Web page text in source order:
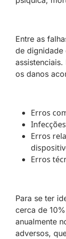
Entre as
de dignidade
os danos
Erros
Erros
Erros
Para se ter
cerca de
anualmente
adversos,